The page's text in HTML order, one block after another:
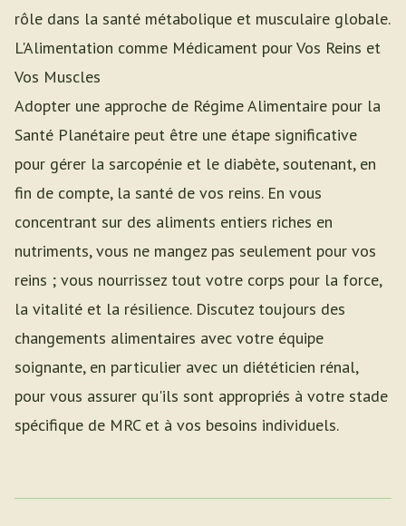
rôle dans la santé métabolique et musculaire globale.
L'Alimentation comme Médicament pour Vos Reins et
Vos Muscles
Adopter une approche de Régime Alimentaire pour la
Santé Planétaire peut être une étape significative
pour gérer la sarcopénie et le diabète, soutenant, en
fin de compte, la santé de vos reins. En vous
concentrant sur des aliments entiers riches en
nutriments, vous ne mangez pas seulement pour vos
reins ; vous nourrissez tout votre corps pour la force,
la vitalité et la résilience. Discutez toujours des
changements alimentaires avec votre équipe
soignante, en particulier avec un diététicien rénal,
pour vous assurer qu'ils sont appropriés à votre stade
spécifique de MRC et à vos besoins individuels.